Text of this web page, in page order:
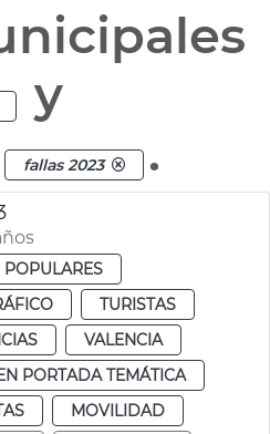
y
fallas 2023 .
POPULARES
TURISTAS
VALENCIA
PORTADA TEMÁTICA
MOVILIDAD